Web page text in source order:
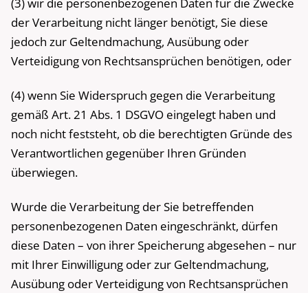
der Verarbeitung nicht länger benötigt, Sie diese
jedoch zur Geltendmachung, Ausübung oder
Verteidigung von Rechtsansprüchen benötigen, oder
(4) wenn Sie Widerspruch gegen die Verarbeitung
gemäß Art. 21 Abs. 1 DSGVO eingelegt haben und
noch nicht feststeht, ob die berechtigten Gründe des
Verantwortlichen gegenüber Ihren Gründen
überwiegen.
Wurde die Verarbeitung der Sie betreffenden
personenbezogenen Daten eingeschränkt, dürfen
diese Daten – von ihrer Speicherung abgesehen – nur
mit Ihrer Einwilligung oder zur Geltendmachung,
Ausübung oder Verteidigung von Rechtsansprüchen